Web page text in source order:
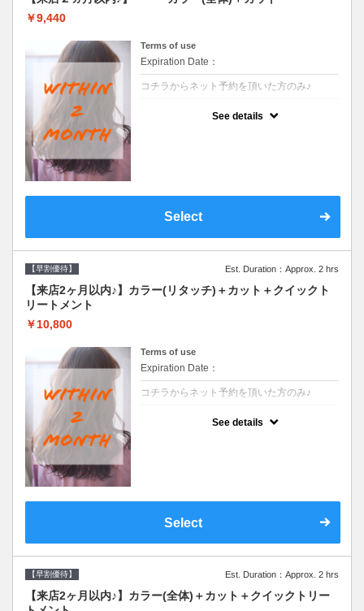
￥9,440
Terms of use
Expiration Date：
コチラからネット予約を頂いた方のみ♪
See details
Select
【早割優待】 Est. Duration：Approx. 2 hrs
【来店2ヶ月以内♪】カラー(リタッチ)＋カット＋クイックト
リートメント
￥10,800
Terms of use
Expiration Date：
コチラからネット予約を頂いた方のみ♪
See details
Select
【早割優待】 Est. Duration：Approx. 2 hrs
【来店2ヶ月以内♪】カラー(全体)＋カット＋クイックトリー